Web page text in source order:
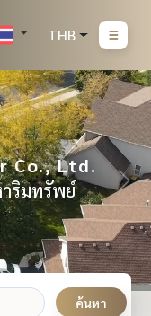
THB
Co., Ltd.
ริมทรัพย์
ค้นหา